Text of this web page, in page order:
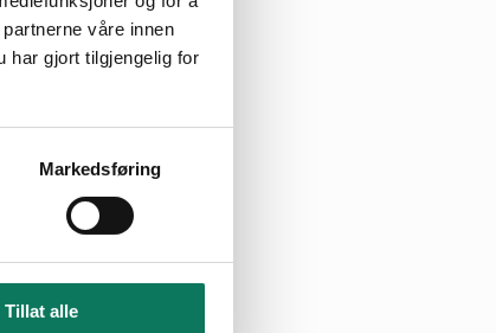
våre innen
har gjort tilgjengelig for
Markedsføring
Tillat alle
som
og har